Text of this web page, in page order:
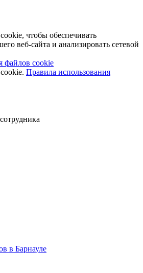
чтобы обеспечивать
веб-сайта и анализировать сетевой
файлов cookie
Правила использования
в Барнауле